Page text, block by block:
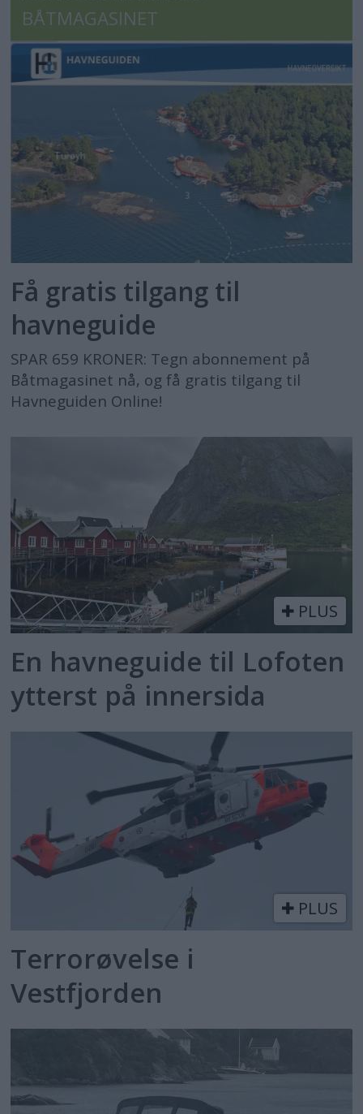
BÅTMAGASINET
Få gratis tilgang til
havneguide
SPAR 659 KRONER: Tegn abonnement på
Båtmagasinet nå, og få gratis tilgang til
Havneguiden Online!
PLUS
En havneguide til Lofoten
ytterst på innersida
PLUS
Terrorøvelse i
Vestfjorden